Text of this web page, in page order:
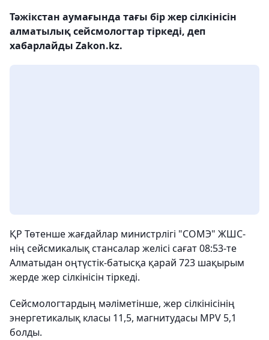
Тәжікстан аумағында тағы бір жер сілкінісін
алматылық сейсмологтар тіркеді, деп
хабарлайды Zakon.kz.
ҚР Төтенше жағдайлар министрлігі "СОМЭ" ЖШС-
нің сейсмикалық стансалар желісі сағат 08:53-те
Алматыдан оңтүстік-батысқа қарай 723 шақырым
жерде жер сілкінісін тіркеді.
Сейсмологтардың мәліметінше, жер сілкінісінің
энергетикалық класы 11,5, магнитудасы MPV 5,1
болды.